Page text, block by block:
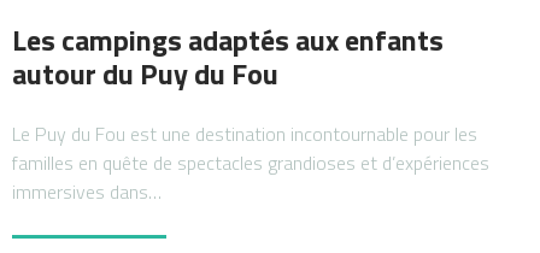
Les campings adaptés aux enfants
autour du Puy du Fou
Le Puy du Fou est une destination incontournable pour les
familles en quête de spectacles grandioses et d’expériences
immersives dans…